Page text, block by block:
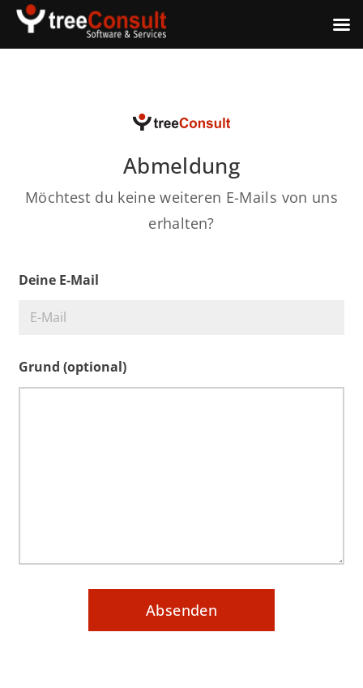
Abmeldung
Möchtest du keine weiteren E-Mails von uns
erhalten?
Deine E-Mail
Grund (optional)
Absenden